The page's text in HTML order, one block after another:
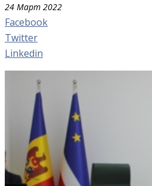
24 Март 2022
Facebook
Twitter
Linkedin